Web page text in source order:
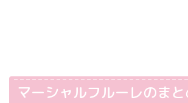
マーシャルフルーレのま